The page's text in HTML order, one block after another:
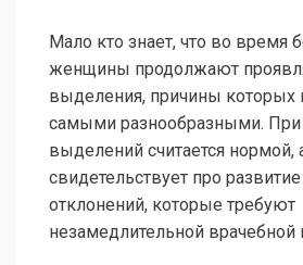
Мало кто знает, что во время
женщины продолжают
выделения, причины которых
самыми разнообразными. При
выделений считается нормой,
свидетельствует про
отклонений, которые требуют
незамедлительной